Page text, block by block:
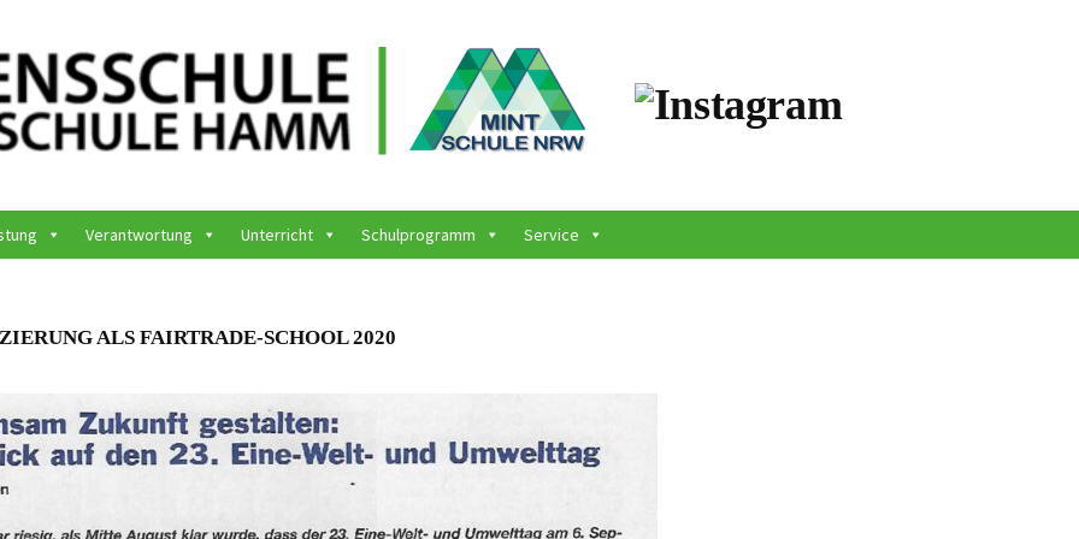
Verantwortung Unterricht Schulprogramm Service
ALS FAIRTRADE-SCHOOL 2020